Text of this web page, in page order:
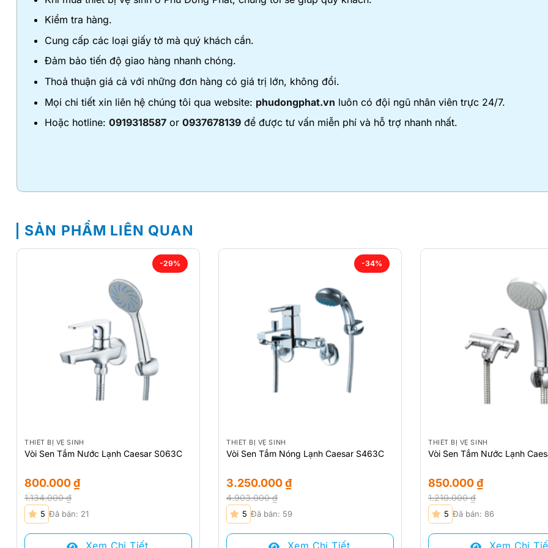
Kiểm tra hàng.
Cung cấp các loại giấy tờ mà quý khách cần.
Đảm bảo tiến độ giao hàng nhanh chóng.
Thoả thuận giá cả với những đơn hàng có giá trị lớn, không đổi.
Mọi chi tiết xin liên hệ chúng tôi qua website: phudongphat.vn luôn có đội ngũ nhân viên trực 24/7.
Hoặc hotline: 0919318587or 0937678139để được tư vấn miễn phí và hỗ trợ nhanh nhất.
SẢN PHẨM LIÊN QUAN
-29%
THIẾT BỊ VỆ SINH
Vòi Sen Tắm Nước Lạnh Caesar S063C
1.134.000₫
Giá
gốc
là:
800.000₫
Giá
hiện
tại
5 Đã bán: 21
-34%
THIẾT BỊ VỆ SINH
Vòi Sen Tắm Nóng Lạnh Caesar S463C
4.903.000₫
Giá
gốc
là:
3.250.000₫
Giá
hiện
tại
5 Đã bán: 59
THIẾT BỊ VỆ SINH
Vòi Sen Tắm Nước Lạnh
1.210.000₫
Giá
gốc
là:
850.000₫
Giá
hiện
tại
5 Đã bán: 86